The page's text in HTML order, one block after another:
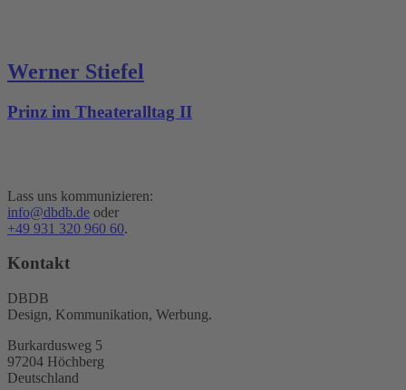
Werner Stiefel
Prinz im Theateralltag II
Lass uns kommunizieren:
info@dbdb.de oder
+49 931 320 960 60.
Kontakt
DBDB
Design, Kommunikation, Werbung.
Burkardusweg 5
97204 Höchberg
Deutschland